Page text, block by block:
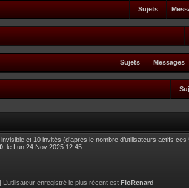
Sujets
Sujets Messages
et 10 invités (d’après le nombre d’utilisateurs actifs
, le Lun 24 Nov 2025 12:45
enregistré le plus récent est FloRenard